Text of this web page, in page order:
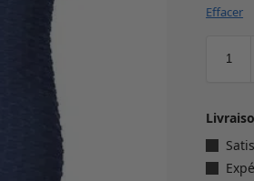
Effacer